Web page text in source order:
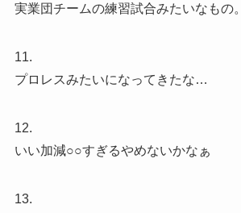
実業団チームの練習試合みたいなもの。
11.
プロレスみたいになってきたな…
12.
いい加減○○すぎるやめないかなぁ
13.